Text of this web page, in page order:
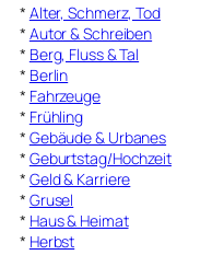
* Alter, Schmerz, Tod
* Autor & Schreiben
* Berg, Fluss & Tal
* Berlin
* Fahrzeuge
* Frühling
* Gebäude & Urbanes
* Geburtstag/Hochzeit
* Geld & Karriere
* Grusel
* Haus & Heimat
* Herbst